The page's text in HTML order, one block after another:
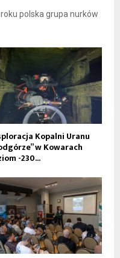
polska grupa nurków
Kopalni Uranu
w Kowarach
-230...